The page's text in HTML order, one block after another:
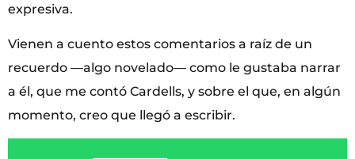
expresiva.
Vienen a cuento estos comentarios a raíz de un
recuerdo —algo novelado— como le gustaba narrar
a él, que me contó Cardells, y sobre el que, en algún
momento, creo que llegó a escribir.